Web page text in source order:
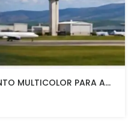
MANGAS (CONOS) DE VIENTO MULTICOLOR PARA AVIACION CON HERRAJE DE MONTAJE A POSTE FAA L807. MADE IN USA. 24" DIAMETRO